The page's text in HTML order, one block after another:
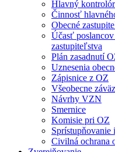
Hlavný
Činnosť
Obecné
Účasť poslancov
zastupiteľstva
Plán zasadnutí
Uznesenia
Zápisnice z OZ
Všeobecne
Návrhy VZN
Smernice
Komisie pri OZ
Sprístupňovanie
Civilná ochrana